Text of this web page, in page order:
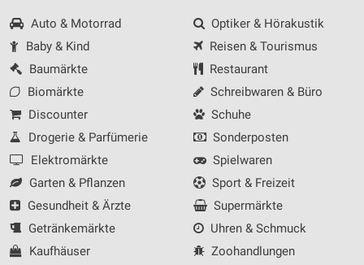
Auto & Motorrad
Baby & Kind
Baumärkte
Biomärkte
Discounter
Drogerie & Parfümerie
Elektromärkte
Garten & Pflanzen
Gesundheit & Ärzte
Getränkemärkte
Kaufhäuser
Optiker & Hörakustik
Reisen & Tourismus
Restaurant
Schreibwaren & Büro
Schuhe
Sonderposten
Spielwaren
Sport & Freizeit
Supermärkte
Uhren & Schmuck
Zoohandlungen